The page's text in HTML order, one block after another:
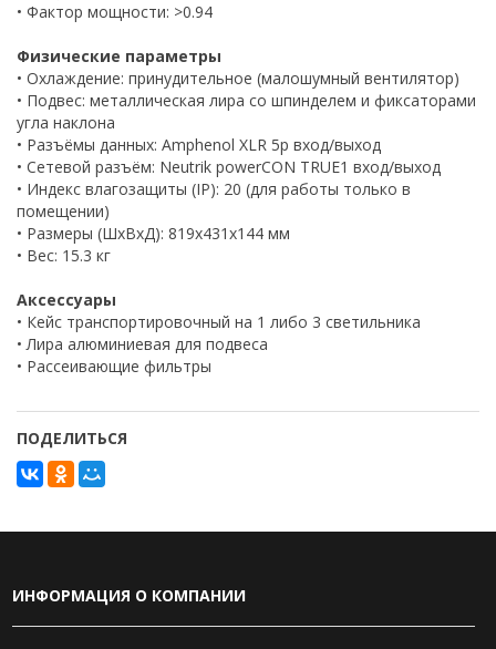
• Фактор мощности: >0.94
Физические параметры
• Охлаждение: принудительное (малошумный вентилятор)
• Подвес: металлическая лира со шпинделем и фиксаторами
угла наклона
• Разъёмы данных: Amphenol XLR 5p вход/выход
• Сетевой разъём: Neutrik powerCON TRUE1 вход/выход
• Индекс влагозащиты (IP): 20 (для работы только в
помещении)
• Размеры (ШхВхД): 819x431x144 мм
• Вес: 15.3 кг
Аксессуары
• Кейс транспортировочный на 1 либо 3 светильника
• Лира алюминиевая для подвеса
• Рассеивающие фильтры
ПОДЕЛИТЬСЯ
ИНФОРМАЦИЯ О КОМПАНИИ